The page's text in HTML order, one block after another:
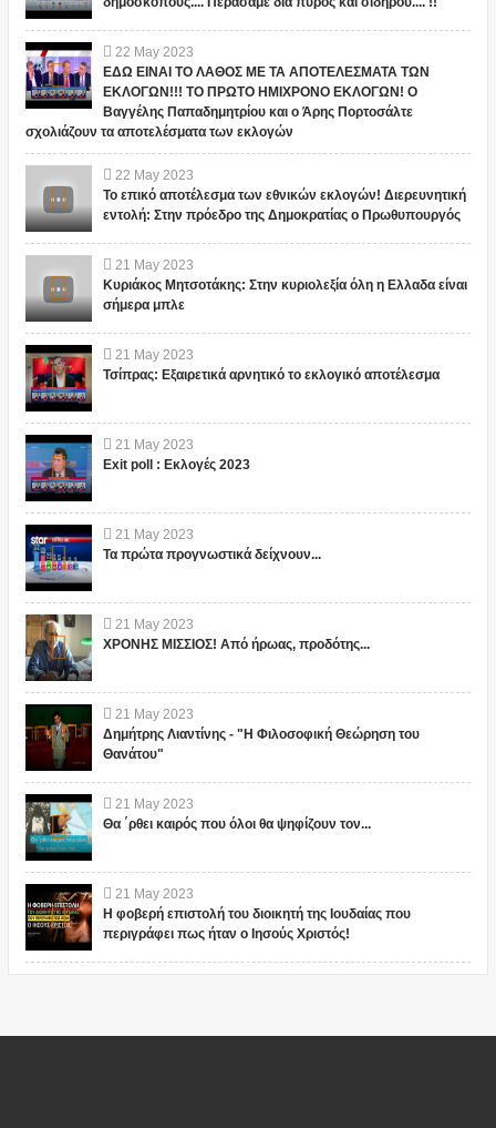
22 May 2023
ΕΔΩ ΕΙΝΑΙ ΤΟ ΛΑΘΟΣ ΜΕ ΤΑ ΑΠΟΤΕΛΕΣΜΑΤΑ ΤΩΝ
ΕΚΛΟΓΩΝ!!! ΤΟ ΠΡΩΤΟ ΗΜΙΧΡΟΝΟ ΕΚΛΟΓΩΝ! Ο
Βαγγέλης Παπαδημητρίου και ο Άρης Πορτοσάλτε
σχολιάζουν τα αποτελέσματα των εκλογών
22 May 2023
Το επικό αποτέλεσμα των εθνικών εκλογών! Διερευνητική
εντολή: Στην πρόεδρο της Δημοκρατίας ο Πρωθυπουργός
21 May 2023
Κυριάκος Μητσοτάκης: Στην κυριολεξία όλη η Ελλαδα είναι
σήμερα μπλε
21 May 2023
Τσίπρας: Εξαιρετικά αρνητικό το εκλογικό αποτέλεσμα
21 May 2023
Exit poll : Εκλογές 2023
21 May 2023
Τα πρώτα προγνωστικά δείχνουν...
21 May 2023
ΧΡΟΝΗΣ ΜΙΣΣΙΟΣ! Από ήρωας, προδότης...
21 May 2023
Δημήτρης Λιαντίνης - "Η Φιλοσοφική Θεώρηση του
Θανάτου"
21 May 2023
Θα ΄ρθει καιρός που όλοι θα ψηφίζουν τον...
21 May 2023
Η φοβερή επιστολή του διοικητή της Ιουδαίας που
περιγράφει πως ήταν ο Ιησούς Χριστός!